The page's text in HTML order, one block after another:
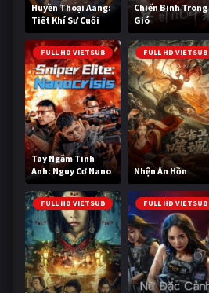
Huyền Thoại Aang:
Tiết Khí Sư Cuối
Cùng
Chiến Binh Trong
Gió
FULL HD VIETSUB
Tay Ngắm Tinh
Anh: Nguy Cơ Nano
FULL HD VIETSUB
Nhện Ăn Hồn
FULL HD VIETSUB FULL HD VIETSUB